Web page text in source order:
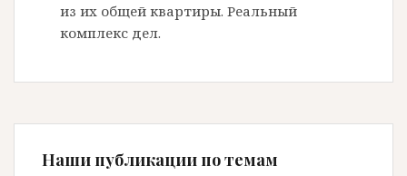
из их общей квартиры. Реальный
комплекс дел.
Наши публикации по темам